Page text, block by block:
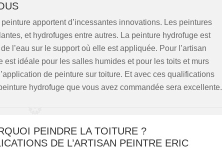
apportent d’incessantes innovations. Les peintures
et hydrofuges entre autres. La peinture hydrofuge est
l’eau sur le support où elle est appliquée. Pour l’artisan
idéale pour les salles humides et pour les toits et murs
de peinture sur toiture. Et avec ces qualifications
hydrofuge que vous avez commandée sera excellente.
PEINDRE LA TOITURE ?
DE L’ARTISAN PEINTRE ERIC